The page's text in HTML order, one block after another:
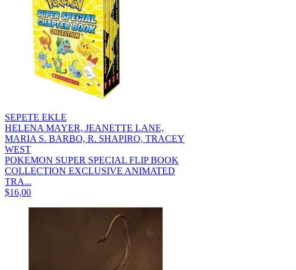
SEPETE EKLE
HELENA MAYER, JEANETTE LANE,
MARIA S. BARBO, R. SHAPIRO, TRACEY
WEST
POKEMON SUPER SPECIAL FLIP BOOK
COLLECTION EXCLUSIVE ANIMATED
TRA...
$16,00